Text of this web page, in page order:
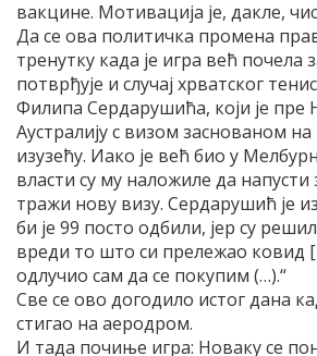
вакцине. Мотивација је, дакле,
Да се ова политичка промена
тренутку када је игра већ почела
потврђује и случај хрватског
Филипа Сердарушића, који је пре
Аустралију с визом заснованом
изузећу. Иако је већ био у
власти су му наложиле да
тражи нову визу. Сердарушић је
би је 99 посто одбили, јер су
вреди то што си прележао ковид
одлучио сам да се покупим (…).“
Све се ово догодило истог дана
стигао на аеродром.
И тада почиње игра: Новаку се